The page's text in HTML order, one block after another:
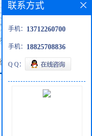
聚酯美国杜邦聚
联系方式
手机： 13712260700
手机： 18825708836
Q Q：